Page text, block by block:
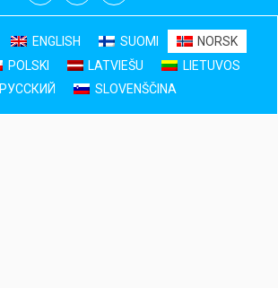
ENGLISH SUOMI
NORSK
POLSKI LATVIEŠU
LIETUVOS
РУССКИЙ
SLOVENŠČINA